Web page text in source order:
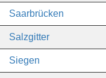
Saarbrücken
Salzgitter
Siegen